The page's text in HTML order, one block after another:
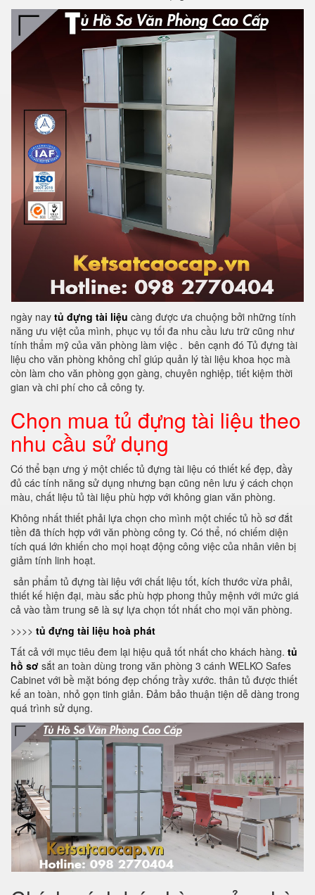
ngày nay tủ đựng tài liệu càng được ưa chuộng bởi những tính
năng ưu việt của mình, phục vụ tối đa nhu cầu lưu trữ cũng như
tính thẩm mỹ của văn phòng làm việc . bên cạnh đó Tủ đựng tài
liệu cho văn phòng không chỉ giúp quản lý tài liệu khoa học mà
còn làm cho văn phòng gọn gàng, chuyên nghiệp, tiết kiệm thời
gian và chi phí cho cả công ty.
Chọn mua tủ đựng tài liệu theo
nhu cầu sử dụng
Có thể bạn ưng ý một chiếc tủ đựng tài liệu có thiết kế đẹp, đầy
đủ các tính năng sử dụng nhưng bạn cũng nên lưu ý cách chọn
màu, chất liệu tủ tài liệu phù hợp với không gian văn phòng.
Không nhất thiết phải lựa chọn cho mình một chiếc tủ hồ sơ đắt
tiền đã thích hợp với văn phòng công ty. Có thể, nó chiếm diện
tích quá lớn khiến cho mọi hoạt động công việc của nhân viên bị
giảm tính linh hoạt.
sản phẩm tủ đựng tài liệu với chất liệu tốt, kích thước vừa phải,
thiết kế hiện đại, màu sắc phù hợp phong thủy mệnh với mức giá
cả vào tầm trung sẽ là sự lựa chọn tốt nhất cho mọi văn phòng.
>>>> tủ đựng tài liệu hoà phát
Tất cả với mục tiêu đem lại hiệu quả tốt nhất cho khách hàng. tủ
hồ sơ sắt an toàn dùng trong văn phòng 3 cánh WELKO Safes
Cabinet với bề mặt bóng đẹp chống trầy xước. thân tủ được thiết
kế an toàn, nhỏ gọn tinh giản. Đảm bảo thuận tiện dễ dàng trong
quá trình sử dụng.